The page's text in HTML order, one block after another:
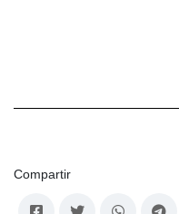
Compartir